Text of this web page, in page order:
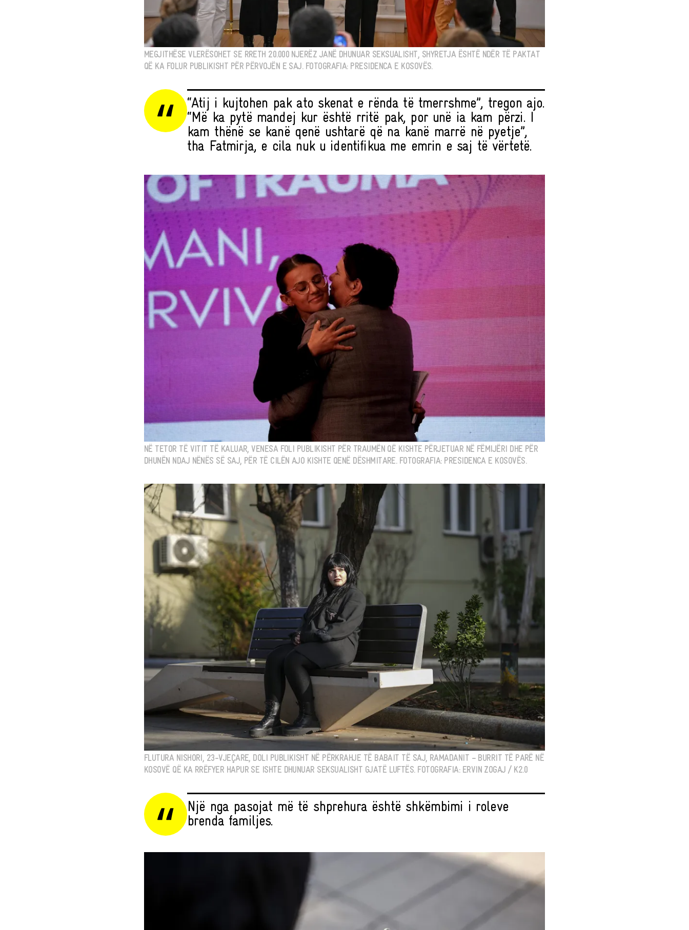
MEGJITHËSE VLERËSOHET SE RRETH 20.000 NJERËZ JANË DHUNUAR SEKSUALISHT, SHYRETJA ËSHTË NDËR TË PAKTAT
QË KA FOLUR PUBLIKISHT PËR PËRVOJËN E SAJ. FOTOGRAFIA: PRESIDENCA E KOSOVËS.
“Atij i kujtohen pak ato skenat e rënda të tmerrshme”, tregon ajo.
“Më ka pytë mandej kur është rritë pak, por unë ia kam përzi. I
kam thënë se kanë qenë ushtarë që na kanë marrë në pyetje”,
tha Fatmirja, e cila nuk u identifikua me emrin e saj të vërtetë.
NË TETOR TË VITIT TË KALUAR, VENESA FOLI PUBLIKISHT PËR TRAUMËN QË KISHTE PËRJETUAR NË FËMIJËRI DHE PËR
DHUNËN NDAJ NËNËS SË SAJ, PËR TË CILËN AJO KISHTE QENË DËSHMITARE. FOTOGRAFIA: PRESIDENCA E KOSOVËS.
FLUTURA NISHORI, 23-VJEÇARE, DOLI PUBLIKISHT NË PËRKRAHJE TË BABAIT TË SAJ, RAMADANIT – BURRIT TË PARË NË
KOSOVË QË KA RRËFYER HAPUR SE ISHTE DHUNUAR SEKSUALISHT GJATË LUFTËS. FOTOGRAFIA: ERVIN ZOGAJ / K2.0
Një nga pasojat më të shprehura është shkëmbimi i roleve
brenda familjes.